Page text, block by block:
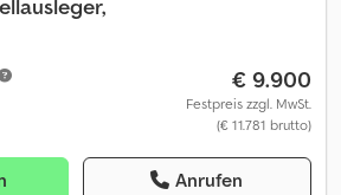
€ 9.900
Festpreis zzgl. MwSt.
(€ 11.781 brutto)
Anrufen